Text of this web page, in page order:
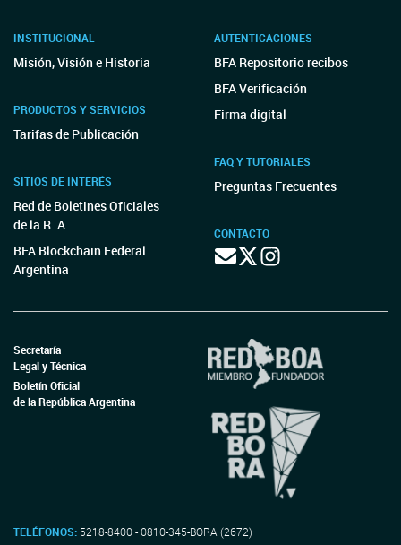
INSTITUCIONAL
Misión, Visión e Historia
PRODUCTOS Y SERVICIOS
Tarifas de Publicación
SITIOS DE INTERÉS
Red de Boletines Oficiales
de la R. A.
BFA Blockchain Federal
Argentina
AUTENTICACIONES
BFA Repositorio recibos
BFA Verificación
Firma digital
FAQ Y TUTORIALES
Preguntas Frecuentes
CONTACTO
Secretaría
Legal y Técnica
Boletín Oficial
de la República Argentina
TELÉFONOS: 5218-8400 - 0810-345-BORA (2672)